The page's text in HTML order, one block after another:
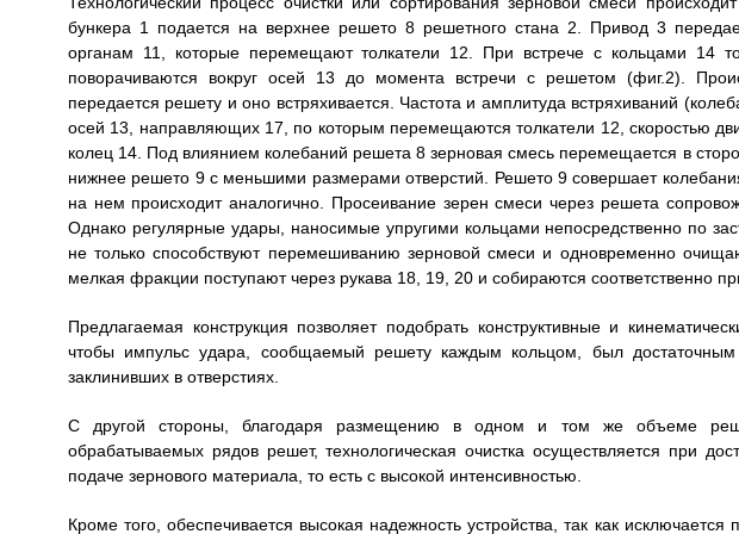
бункера 1 подается на верхнее решето 8 решетного стана 2. Привод 3
органам 11, которые перемещают толкатели 12. При встрече с кольцами 14
поворачиваются вокруг осей 13 до момента встречи с решетом (фиг.2).
передается решету и оно встряхивается. Частота и амплитуда встряхиваний
осей 13, направляющих 17, по которым перемещаются толкатели 12, скоростью
колец 14. Под влиянием колебаний решета 8 зерновая смесь перемещается в
нижнее решето 9 с меньшими размерами отверстий. Решето 9 совершает
на нем происходит аналогично. Просеивание зерен смеси через решета
Однако регулярные удары, наносимые упругими кольцами непосредственно по
не только способствуют перемешиванию зерновой смеси и одновременно
мелкая фракции поступают через рукава 18, 19, 20 и собираются соответственно
Предлагаемая конструкция позволяет подобрать конструктивные и
чтобы импульс удара, сообщаемый решету каждым кольцом, был
заклинивших в отверстиях.
С другой стороны, благодаря размещению в одном и том же объеме
обрабатываемых рядов решет, технологическая очистка осуществляется при
подаче зернового материала, то есть с высокой интенсивностью.
Кроме того, обеспечивается высокая надежность устройства, так как исключается